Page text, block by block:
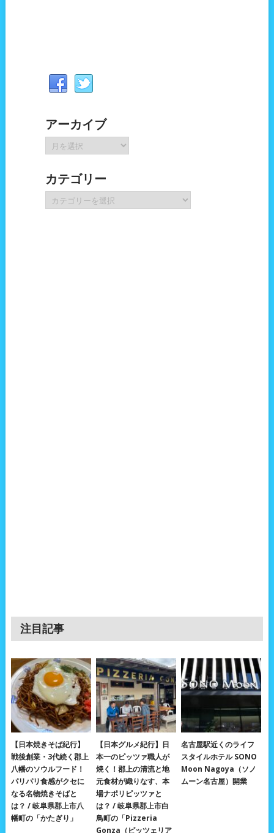
アーカイブ
ー
イ
ブ
カテゴリー
テ
注目記事
【日本焼きそば紀行】
戦後創業・3代続く郡上
八幡のソウルフード！
パリパリ食感がクセに
なる名物焼きそばと
は？ / 岐阜県郡上市八
幡町の「かたぎり」
【日本グルメ紀行】日
本一のピッツァ職人が
焼く！郡上の清流と地
元食材が織りなす、本
場ナポリピッツァと
は？ / 岐阜県郡上市白
鳥町の「Pizzeria
Gonza（ピッツェリア
名古屋駅近くのライフ
スタイルホテル SONO
Moon Nagoya（ソノ
ムーン名古屋）開業